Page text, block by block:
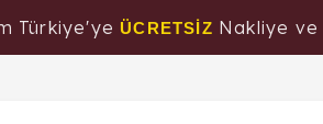
Türkiye'ye ÜCRETSİZ Nakliye ve